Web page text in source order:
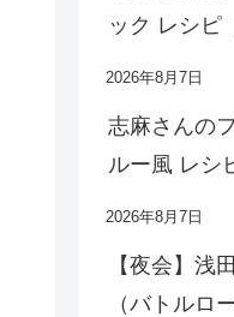
ック レシピ
2026年8月7日
志麻さんの
ルー風 レシ
2026年8月7日
【夜会】浅
（バトルロ